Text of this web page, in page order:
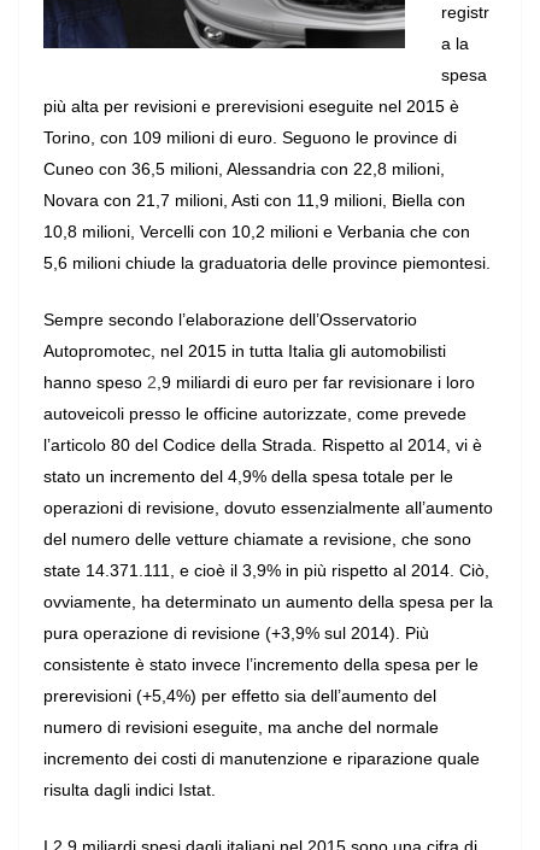
registr
a la
spesa
più alta per revisioni e prerevisioni eseguite nel 2015 è
Torino, con 109 milioni di euro. Seguono le province di
Cuneo con 36,5 milioni, Alessandria con 22,8 milioni,
Novara con 21,7 milioni, Asti con 11,9 milioni, Biella con
10,8 milioni, Vercelli con 10,2 milioni e Verbania che con
5,6 milioni chiude la graduatoria delle province piemontesi.
Sempre secondo l’elaborazione dell’Osservatorio
Autopromotec, nel 2015 in tutta Italia gli automobilisti
hanno speso 2 ,9 miliardi di euro per far revisionare i loro
autoveicoli presso le officine autorizzate, come prevede
l’articolo 80 del Codice della Strada. Rispetto al 2014, vi è
stato un incremento del 4,9% della spesa totale per le
operazioni di revisione, dovuto essenzialmente all’aumento
del numero delle vetture chiamate a revisione, che sono
state 14.371.111, e cioè il 3,9% in più rispetto al 2014. Ciò,
ovviamente, ha determinato un aumento della spesa per la
pura operazione di revisione (+3,9% sul 2014). Più
consistente è stato invece l’incremento della spesa per le
prerevisioni (+5,4%) per effetto sia dell’aumento del
numero di revisioni eseguite, ma anche del normale
incremento dei costi di manutenzione e riparazione quale
risulta dagli indici Istat.